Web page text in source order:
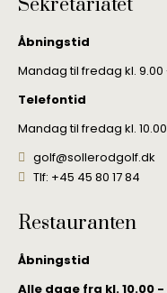
Sekretariatet
Åbningstid
Mandag til fredag kl. 9.00
Telefontid
Mandag til fredag kl.
golf@sollerodgolf.dk
Tlf: +45 45 80 17 84
Restauranten
Åbningstid
Alle dage fra kl. 10.00 -